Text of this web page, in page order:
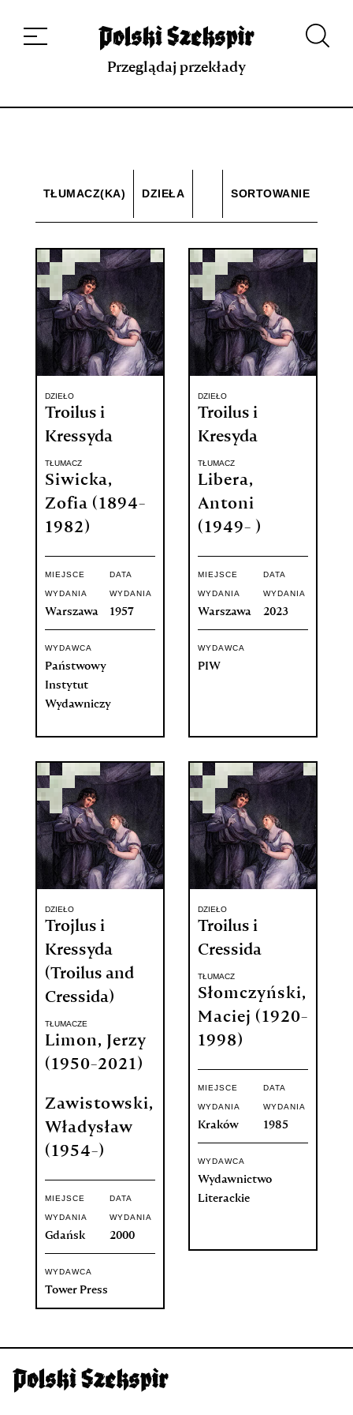
projekcie
Kontakt Indeks strony Aplikacja
Repozytorium XIX w.
Przeglądaj przekłady
TŁUMACZ(KA) DZIEŁA SORTOWANIE
DZIEŁO
Troilus i
Kressyda
TŁUMACZ
Siwicka,
Zofia (1894-
1982)
MIEJSCE
WYDANIA
Warszawa
DATA
WYDANIA
1957
WYDAWCA
Państwowy
Instytut
Wydawniczy
DZIEŁO
Troilus i
Kresyda
TŁUMACZ
Libera,
Antoni
(1949- )
MIEJSCE
WYDANIA
Warszawa
DATA
WYDANIA
2023
WYDAWCA
PIW
DZIEŁO
Trojlus i
Kressyda
(Troilus and
Cressida)
TŁUMACZE
Limon, Jerzy
(1950-2021)
Zawistowski,
Władysław
(1954-)
MIEJSCE
WYDANIA
Gdańsk
DATA
WYDANIA
2000
WYDAWCA
Tower Press
DZIEŁO
Troilus i
Cressida
TŁUMACZ
Słomczyński,
Maciej (1920-
1998)
MIEJSCE
WYDANIA
Kraków
DATA
WYDANIA
1985
WYDAWCA
Wydawnictwo
Literackie